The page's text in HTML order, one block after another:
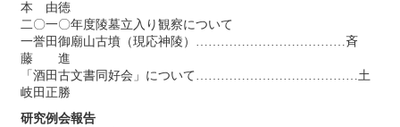
本 由徳
二〇一〇年度陵墓立入り観察について
一誉田御廟山古墳（現応神陵）………………………………斉
藤 進
「酒田古文書同好会」について…………………………………土
岐田正勝
研究例会報告